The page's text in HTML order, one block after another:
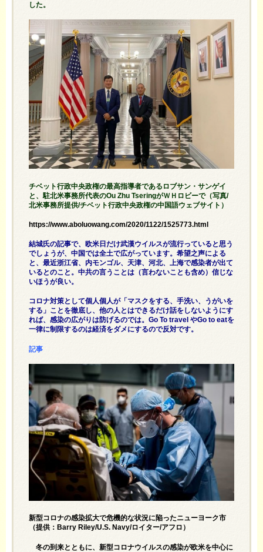
した。
チベット行政中央政権の最高指導者であるロブサン・サンゲイ
と、駐北米事務所代表のOu Zhu TseringがＷＨロビーで（写真/
北米事務所提供/チベット行政中央政権の中国語ウェブサイト）
https://www.aboluowang.com/2020/1122/1525773.html
結城氏の記事で、欧米日だけ武漢ウイルスが流行っていると思う
でしょうが、中国では全土で広がっています。希望之声による
と、最近浙江省、内モンゴル、天津、河北、上海で感染者が出て
いるとのこと。中共の言うことは（言わないことも含め）信じな
いほうが良い。
コロナ対策として個人個人が「マスクをする、手洗い、うがいを
する」ことを徹底し、他の人とはできるだけ話をしないようにす
れば、感染の広がりは防げるのでは。Go To travel やGo to eatを
一律に制限するのは経済をダメにするので反対です。
記事
新型コロナの感染拡大で危機的な状況に陥ったニューヨーク市
（提供：Barry Riley/U.S. Navy/ロイター/アフロ）
冬の到来とともに、新型コロナウイルスの感染が欧米を中心に